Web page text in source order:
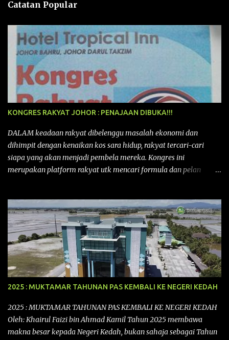
Catatan Popular
KONGRES RAKYAT JOHOR : PENAJAAN DIBUKA!!!
DALAM keadaan rakyat dibelenggu masalah ekonomi dan
dihimpit dengan kenaikan kos sara hidup, rakyat tercari-cari
siapa yang akan menjadi pembela mereka. Kongres ini
merupakan platform rakyat utk mencari formula dan pelan
pertama yang telah diadakan pada 12 September 2015 di Shah
Alam, Selangor, di peringkat kebangsaan dengan tema
“MEMBINA MALAYSIA SEJAHTERA”, Kongre s Rakyat di
peringkat negeri-negeri mula diadakan. Isu-isu rakyat yang telah
ditimbulkan di peringkat kebangsaan termasuklah isu-isu
ekonomi, sosial, pendidikan, pengurusan sumber, kesihatan,
budaya, pembangunan bandar dan desa, kos dan kualiti hidup
dan perundangan. Di peringkat negeri pula, isu akan dijuruskan
dengan lebih terperinci perkara-perkara tersebut dengan keadaan
setempat. Kongres Rakyat Johor ini akan melibat pelbagai pihak
dari pelbagai latar belakang yang ingin ...
2025 : MUKTAMAR TAHUNAN PAS KEMBALI KE NEGERI KEDAH
2025 : MUKTAMAR TAHUNAN PAS KEMBALI KE NEGERI KEDAH
Oleh: Khairul Faizi bin Ahmad Kamil Tahun 2025 membawa
makna besar kepada Negeri Kedah, bukan sahaja sebagai Tahun